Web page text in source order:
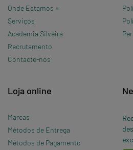
Onde Estamos »
Serviços
Academia Silveira
Recrutamento
Contacte-nos
Loja online
Marcas
Métodos de Entrega
Métodos de Pagamento